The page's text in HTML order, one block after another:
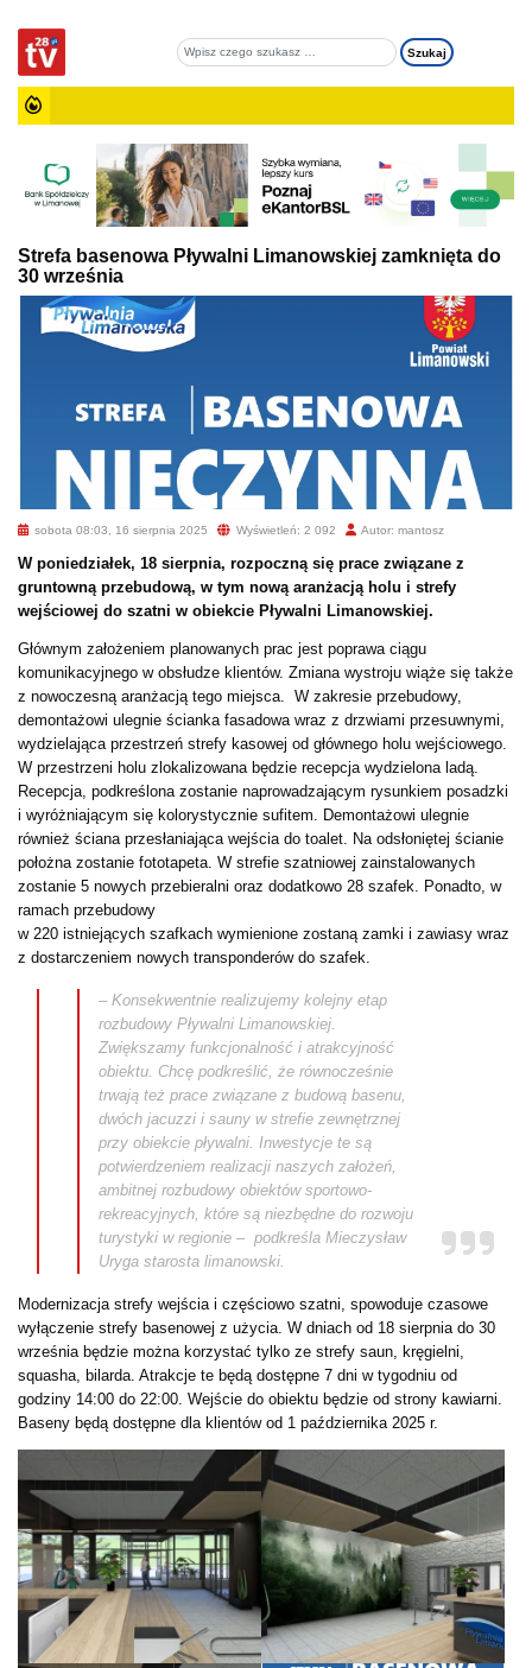
Strefa basenowa Pływalni Limanowskiej zamknięta do
30 września
sobota 08:03, 16 sierpnia 2025 Wyświetleń: 2 092 Autor: mantosz
W poniedziałek, 18 sierpnia, rozpoczną się prace związane z
gruntowną przebudową, w tym nową aranżacją holu i strefy
wejściowej do szatni w obiekcie Pływalni Limanowskiej.
Głównym założeniem planowanych prac jest poprawa ciągu
komunikacyjnego w obsłudze klientów. Zmiana wystroju wiąże się także
z nowoczesną aranżacją tego miejsca. W zakresie przebudowy,
demontażowi ulegnie ścianka fasadowa wraz z drzwiami przesuwnymi,
wydzielająca przestrzeń strefy kasowej od głównego holu wejściowego.
W przestrzeni holu zlokalizowana będzie recepcja wydzielona ladą.
Recepcja, podkreślona zostanie naprowadzającym rysunkiem posadzki
i wyróżniającym się kolorystycznie sufitem. Demontażowi ulegnie
również ściana przesłaniająca wejścia do toalet. Na odsłoniętej ścianie
położna zostanie fototapeta. W strefie szatniowej zainstalowanych
zostanie 5 nowych przebieralni oraz dodatkowo 28 szafek. Ponadto, w
ramach przebudowy
w 220 istniejących szafkach wymienione zostaną zamki i zawiasy wraz
z dostarczeniem nowych transponderów do szafek.
– Konsekwentnie realizujemy kolejny etap
rozbudowy Pływalni Limanowskiej.
Zwiększamy funkcjonalność i atrakcyjność
obiektu. Chcę podkreślić, że równocześnie
trwają też prace związane z budową basenu,
dwóch jacuzzi i sauny w strefie zewnętrznej
przy obiekcie pływalni. Inwestycje te są
potwierdzeniem realizacji naszych założeń,
ambitnej rozbudowy obiektów sportowo-
rekreacyjnych, które są niezbędne do rozwoju
turystyki w regionie – podkreśla Mieczysław
Uryga starosta limanowski.
Modernizacja strefy wejścia i częściowo szatni, spowoduje czasowe
wyłączenie strefy basenowej z użycia. W dniach od 18 sierpnia do 30
września będzie można korzystać tylko ze strefy saun, kręgielni,
squasha, bilarda. Atrakcje te będą dostępne 7 dni w tygodniu od
godziny 14:00 do 22:00. Wejście do obiektu będzie od strony kawiarni.
Baseny będą dostępne dla klientów od 1 października 2025 r.